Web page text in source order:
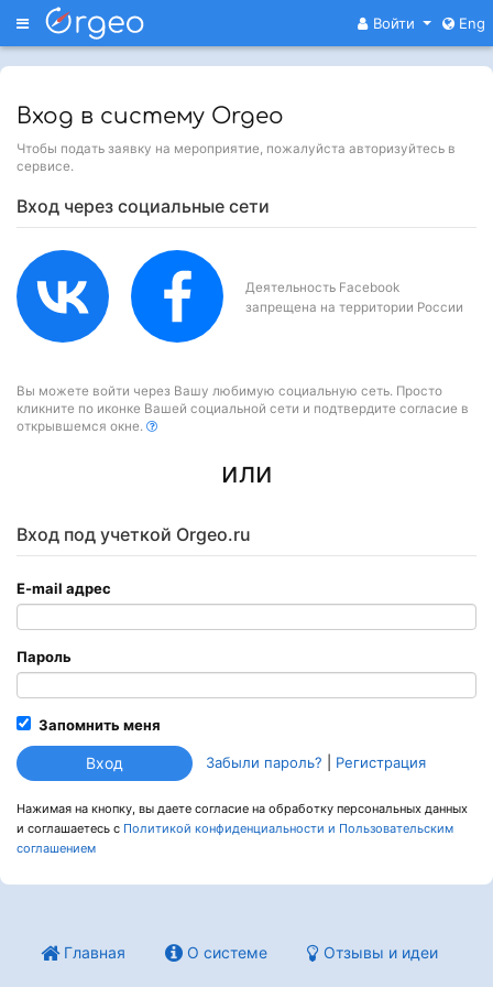
Меню Войти Eng
Вход в систему Orgeo
Чтобы подать заявку на мероприятие, пожалуйста авторизуйтесь в
сервисе.
Вход через социальные сети
Деятельность Facebook
запрещена на территории России
Вы можете войти через Вашу любимую социальную сеть. Просто
кликните по иконке Вашей социальной сети и подтвердите согласие в
открывшемся окне.
или
Вход под учеткой Orgeo.ru
E-mail адрес
Пароль
Запомнить меня
Забыли пароль? Регистрация
Нажимая на кнопку, вы даете согласие на обработку персональных данных
и соглашаетесь c Политикой конфиденциальности и Пользовательским
соглашением
Главная О системе Отзывы и идеи